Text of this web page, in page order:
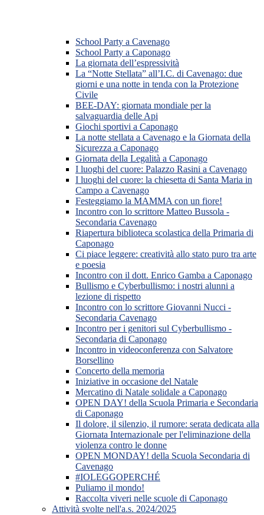
School Party a Cavenago
School Party a Caponago
La giornata dell’espressività
La “Notte Stellata” all’I.C. di Cavenago: due
giorni e una notte in tenda con la Protezione
Civile
BEE-DAY: giornata mondiale per la
salvaguardia delle Api
Giochi sportivi a Caponago
La notte stellata a Cavenago e la Giornata della
Sicurezza a Caponago
Giornata della Legalità a Caponago
I luoghi del cuore: Palazzo Rasini a Cavenago
I luoghi del cuore: la chiesetta di Santa Maria in
Campo a Cavenago
Festeggiamo la MAMMA con un fiore!
Incontro con lo scrittore Matteo Bussola -
Secondaria Cavenago
Riapertura biblioteca scolastica della Primaria di
Caponago
Ci piace leggere: creatività allo stato puro tra arte
e poesia
Incontro con il dott. Enrico Gamba a Caponago
Bullismo e Cyberbullismo: i nostri alunni a
lezione di rispetto
Incontro con lo scrittore Giovanni Nucci -
Secondaria Cavenago
Incontro per i genitori sul Cyberbullismo -
Secondaria di Caponago
Incontro in videoconferenza con Salvatore
Borsellino
Concerto della memoria
Iniziative in occasione del Natale
Mercatino di Natale solidale a Caponago
OPEN DAY! della Scuola Primaria e Secondaria
di Caponago
Il dolore, il silenzio, il rumore: serata dedicata alla
Giornata Internazionale per l'eliminazione della
violenza contro le donne
OPEN MONDAY! della Scuola Secondaria di
Cavenago
#IOLEGGOPERCHÉ
Puliamo il mondo!
Raccolta viveri nelle scuole di Caponago
Attività svolte nell'a.s. 2024/2025